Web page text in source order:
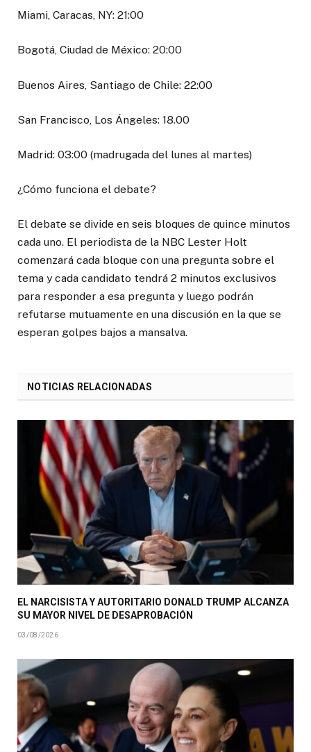
Miami, Caracas, NY: 21:00
Bogotá, Ciudad de México: 20:00
Buenos Aires, Santiago de Chile: 22:00
San Francisco, Los Ángeles: 18.00
Madrid: 03:00 (madrugada del lunes al martes)
¿Cómo funciona el debate?
El debate se divide en seis bloques de quince minutos
cada uno. El periodista de la NBC Lester Holt
comenzará cada bloque con una pregunta sobre el
tema y cada candidato tendrá 2 minutos exclusivos
para responder a esa pregunta y luego podrán
refutarse mutuamente en una discusión en la que se
esperan golpes bajos a mansalva.
NOTICIAS RELACIONADAS
EL NARCISISTA Y AUTORITARIO DONALD TRUMP ALCANZA
SU MAYOR NIVEL DE DESAPROBACIÓN
03/08/2026